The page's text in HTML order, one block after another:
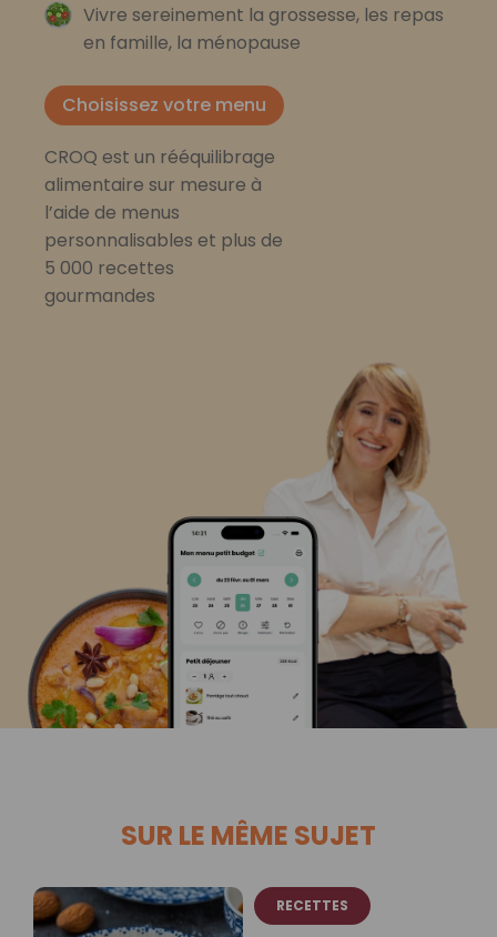
Vivre sereinement la grossesse, les repas
en famille, la ménopause
Choisissez votre menu
CROQ est un rééquilibrage
alimentaire sur mesure à
l’aide de menus
personnalisables et plus de
5 000 recettes
gourmandes
SUR LE MÊME SUJET
RECETTES